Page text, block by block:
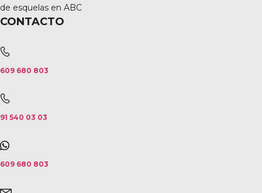
de esquelas en ABC
CONTACTO
609 680 803
91 540 03 03
609 680 803